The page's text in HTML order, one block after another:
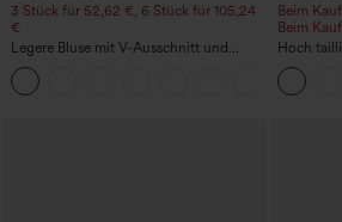
3 Stück für 52,62 €, 6 Stück für 105,24
€
Legere Bluse mit V-Ausschnitt und
kurzen Puffärmeln
Beim
Beim
Hoch